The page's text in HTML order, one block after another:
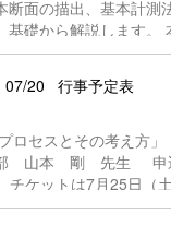
面の描出、基本計測
礎から解説します。
ており、ハンズオン講
参加されない方の受講
ハンドアウト送付は9
るようになろう〜」
エコーの基本〜
検査部 石神 由美子
30～20：30 ・開催
県臨床検査技師会 研
07/20
行事予定表
プロセスとその
部 山本 剛 先生 申
チケットは7月25日（
ックしていただくか